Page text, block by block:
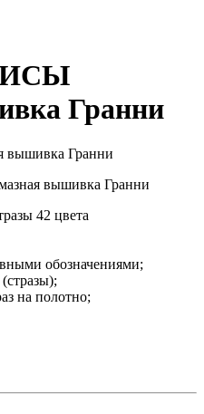
Гранни
42 цвета
обозначениями;
на полотно;